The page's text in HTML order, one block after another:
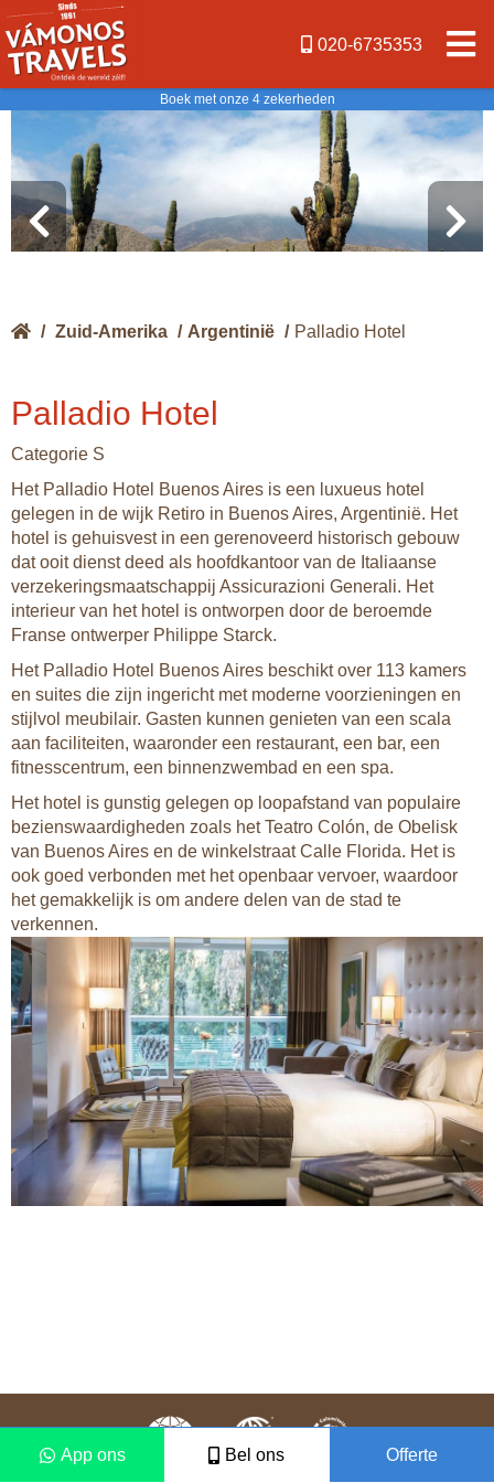
020-6735353
Boek met onze 4 zekerheden
/ Zuid-Amerika / Argentinië / Palladio Hotel
Palladio Hotel
Categorie S
Het Palladio Hotel Buenos Aires is een luxueus hotel
gelegen in de wijk Retiro in Buenos Aires, Argentinië. Het
hotel is gehuisvest in een gerenoveerd historisch gebouw
dat ooit dienst deed als hoofdkantoor van de Italiaanse
verzekeringsmaatschappij Assicurazioni Generali. Het
interieur van het hotel is ontworpen door de beroemde
Franse ontwerper Philippe Starck.
Het Palladio Hotel Buenos Aires beschikt over 113 kamers
en suites die zijn ingericht met moderne voorzieningen en
stijlvol meubilair. Gasten kunnen genieten van een scala
aan faciliteiten, waaronder een restaurant, een bar, een
fitnesscentrum, een binnenzwembad en een spa.
Het hotel is gunstig gelegen op loopafstand van populaire
bezienswaardigheden zoals het Teatro Colón, de Obelisk
van Buenos Aires en de winkelstraat Calle Florida. Het is
ook goed verbonden met het openbaar vervoer, waardoor
het gemakkelijk is om andere delen van de stad te
verkennen.
App ons Bel ons Offerte